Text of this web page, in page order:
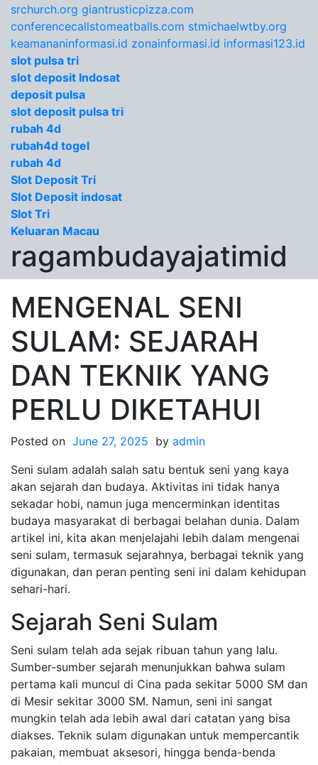
srchurch.org giantrusticpizza.com
conferencecallstomeatballs.com stmichaelwtby.org
keamananinformasi.id zonainformasi.id informasi123.id
slot pulsa tri
slot deposit Indosat
deposit pulsa
slot deposit pulsa tri
rubah 4d
rubah4d togel
rubah 4d
Slot Deposit Tri
Slot Deposit indosat
Slot Tri
Keluaran Macau
ragambudayajatimid
MENGENAL SENI
SULAM: SEJARAH
DAN TEKNIK YANG
PERLU DIKETAHUI
Posted on June 27, 2025 by admin
Seni sulam adalah salah satu bentuk seni yang kaya
akan sejarah dan budaya. Aktivitas ini tidak hanya
sekadar hobi, namun juga mencerminkan identitas
budaya masyarakat di berbagai belahan dunia. Dalam
artikel ini, kita akan menjelajahi lebih dalam mengenai
seni sulam, termasuk sejarahnya, berbagai teknik yang
digunakan, dan peran penting seni ini dalam kehidupan
sehari-hari.
Sejarah Seni Sulam
Seni sulam telah ada sejak ribuan tahun yang lalu.
Sumber-sumber sejarah menunjukkan bahwa sulam
pertama kali muncul di Cina pada sekitar 5000 SM dan
di Mesir sekitar 3000 SM. Namun, seni ini sangat
mungkin telah ada lebih awal dari catatan yang bisa
diakses. Teknik sulam digunakan untuk mempercantik
pakaian, membuat aksesori, hingga benda-benda